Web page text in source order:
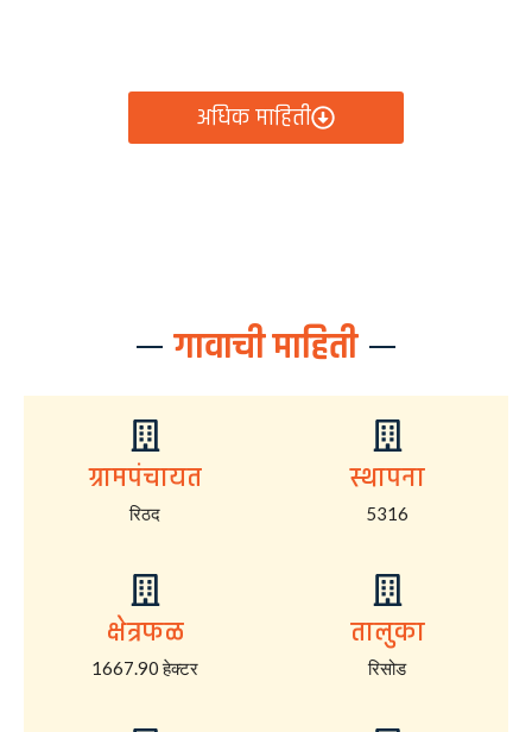
अधिक माहिती
गावाची माहिती
ग्रामपंचायत
रिठद
स्थापना
5316
क्षेत्रफळ
1667.90 हेक्टर
तालुका
रिसोड